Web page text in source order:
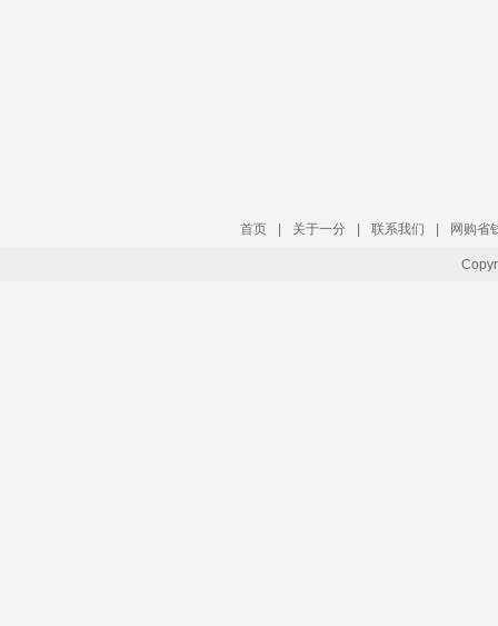
首页 关于一分 联系我们 网购省